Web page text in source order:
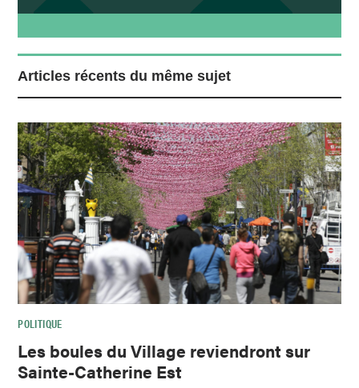
Articles récents du même sujet
POLITIQUE
Les boules du Village reviendront sur
Sainte-Catherine Est